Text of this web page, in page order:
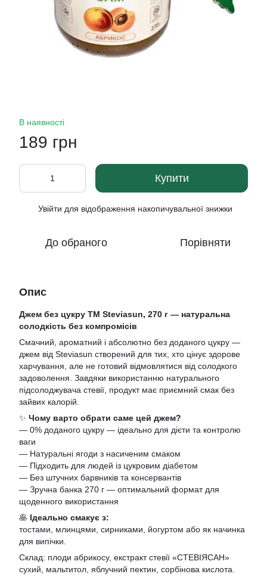
В наявності
189 грн
Купити
Увійти для відображення накопичувальної знижки
До обраного Порівняти
Опис
Джем без цукру ТМ Steviasun, 270 г — натуральна
солодкість без компромісів
Смачний, ароматний і абсолютно без доданого цукру —
джем від Steviasun створений для тих, хто цінує здорове
харчування, але не готовий відмовлятися від солодкого
задоволення. Завдяки використанню натурального
підсолоджувача стевії, продукт має приємний смак без
зайвих калорій.
✨ Чому варто обрати саме цей джем?
— 0% доданого цукру — ідеально для дієти та контролю
ваги
— Натуральні ягоди з насиченим смаком
— Підходить для людей із цукровим діабетом
— Без штучних барвників та консервантів
— Зручна банка 270 г — оптимальний формат для
щоденного використання
🥞 Ідеально смакує з:
тостами, млинцями, сирниками, йогуртом або як начинка
для випічки.
Склад: плоди абрикосу, екстракт стевії «СТЕВІЯСАН»
сухий, мальтитол, яблучний пектин, сорбінова кислота.